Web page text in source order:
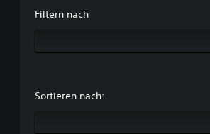
Filtern nach
Sortieren nach: